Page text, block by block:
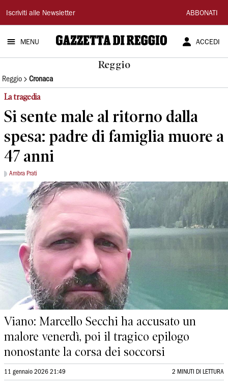
Gazzetta
di
Reggio
Iscriviti alle Newsletter ABBONATI
MENU ACCEDI
Reggio
Reggio Cronaca
La tragedia
Si sente male al ritorno dalla
spesa: padre di famiglia muore a
47 anni
Ambra Prati
Viano: Marcello Secchi ha accusato un
malore venerdì, poi il tragico epilogo
nonostante la corsa dei soccorsi
11 gennaio 2026 21:49 2 MINUTI DI LETTURA